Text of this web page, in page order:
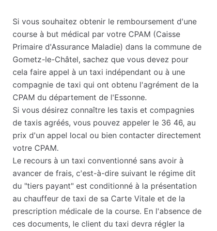
Si vous souhaitez obtenir le remboursement d'une
course à but médical par votre CPAM (Caisse
Primaire d'Assurance Maladie) dans la commune de
Gometz-le-Châtel, sachez que vous devez pour
cela faire appel à un taxi indépendant ou à une
compagnie de taxi qui ont obtenu l'agrément de la
CPAM du département de l'Essonne.
Si vous désirez connaître les taxis et compagnies
de taxis agréés, vous pouvez appeler le 36 46, au
prix d'un appel local ou bien contacter directement
votre CPAM.
Le recours à un taxi conventionné sans avoir à
avancer de frais, c'est-à-dire suivant le régime dit
du "tiers payant" est conditionné à la présentation
au chauffeur de taxi de sa Carte Vitale et de la
prescription médicale de la course. En l'absence de
ces documents, le client du taxi devra régler la